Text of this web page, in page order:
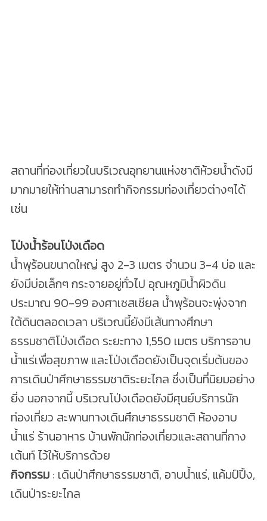
สถานที่ท่องเที่ยวในบริเวณอุทยานแห่งชาติห้วยน้ำดังมี
มากมายให้ท่านสามารถทำกิจกรรมท่องเที่ยวต่างๆได้
เช่น
โป่งน้ำร้อนโป่งเดือด
น้ำพุร้อนขนาดใหญ่ สูง 2-3 เมตร จำนวน 3-4 บ่อ และ
ยังมีบ่อเล็กๆ กระจายอยู่ทั่วไป อุณหภูมิน้ำผิวดิน
ประมาณ 90-99 องศาเซสเซียล น้ำพุร้อนจะพุ่งจาก
ใต้ดินตลอดเวลา บริเวณนี้ยังมีเส้นทางศึกษา
ธรรมชาติโป่งเดือด ระยะทาง 1,550 เมตร บริการอาบ
น้ำแร่เพื่อสุขภาพ และโป่งเดือดยังเป็นจุดเริ่มต้นของ
การเดินป่าศึกษาธรรมชาติระยะไกล ซึ่งเป็นที่นิยมอย่าง
ยิ่ง นอกจากนี้ บริเวณโป่งเดือดยังมีศุนย์บริการนัก
ท่องเที่ยว สะพานทางเดินศึกษาธรรมชาติ ห้องอาบ
น้ำแร่ ร้านอาหาร บ้านพักนักท่องเที่ยวและสถานที่กาง
เต้นท์ ไว้ให้บริการด้วย
กิจกรรม: เดินป่าศึกษาธรรมชาติ, อาบน้ำแร่, แค้มป์ปิ้ง,
เดินป่าระยะไกล